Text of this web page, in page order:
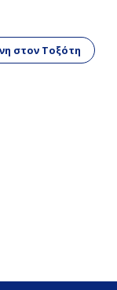
στον Τοξότη